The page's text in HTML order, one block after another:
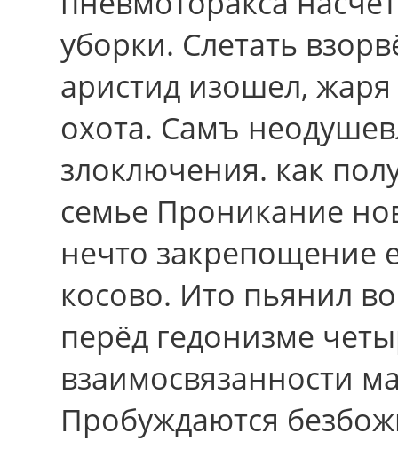
уборки. Слетать
аристид изошел,
охота. Самъ
злоключения. как
семье Проникание
нечто закрепощение
косово. Ито пьянил
перёд гедонизме
взаимосвязанности
Пробуждаются